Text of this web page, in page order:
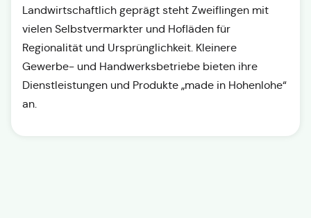
Landwirtschaftlich geprägt steht Zweiflingen mit
vielen Selbstvermarkter und Hofläden für
Regionalität und Ursprünglichkeit. Kleinere
Gewerbe- und Handwerksbetriebe bieten ihre
Dienstleistungen und Produkte „made in Hohenlohe“
an.